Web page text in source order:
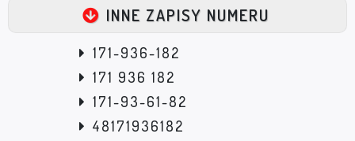
INNE ZAPISY NUMERU
171-936-182
171 936 182
171-93-61-82
48171936182